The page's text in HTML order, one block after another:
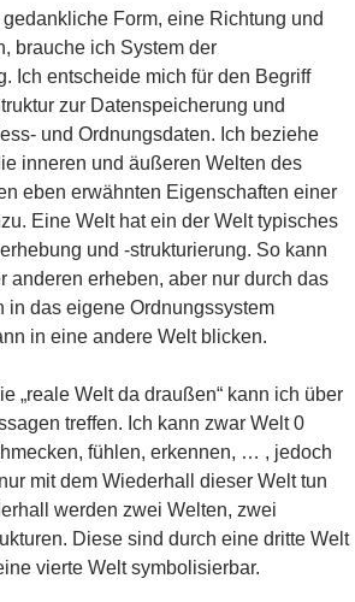
Form, eine Richtung und
brauche ich System der
Ich entscheide mich für den Begriff
zur Datenspeicherung und
und Ordnungsdaten. Ich beziehe
inneren und äußeren Welten des
eben erwähnten Eigenschaften einer
Eine Welt hat ein der Welt typisches
und -strukturierung. So kann
anderen erheben, aber nur durch das
in das eigene Ordnungssystem
in eine andere Welt blicken.
„reale Welt da draußen“ kann ich über
treffen. Ich kann zwar Welt 0
fühlen, erkennen, … , jedoch
mit dem Wiederhall dieser Welt tun
werden zwei Welten, zwei
Diese sind durch eine dritte Welt
vierte Welt symbolisierbar.